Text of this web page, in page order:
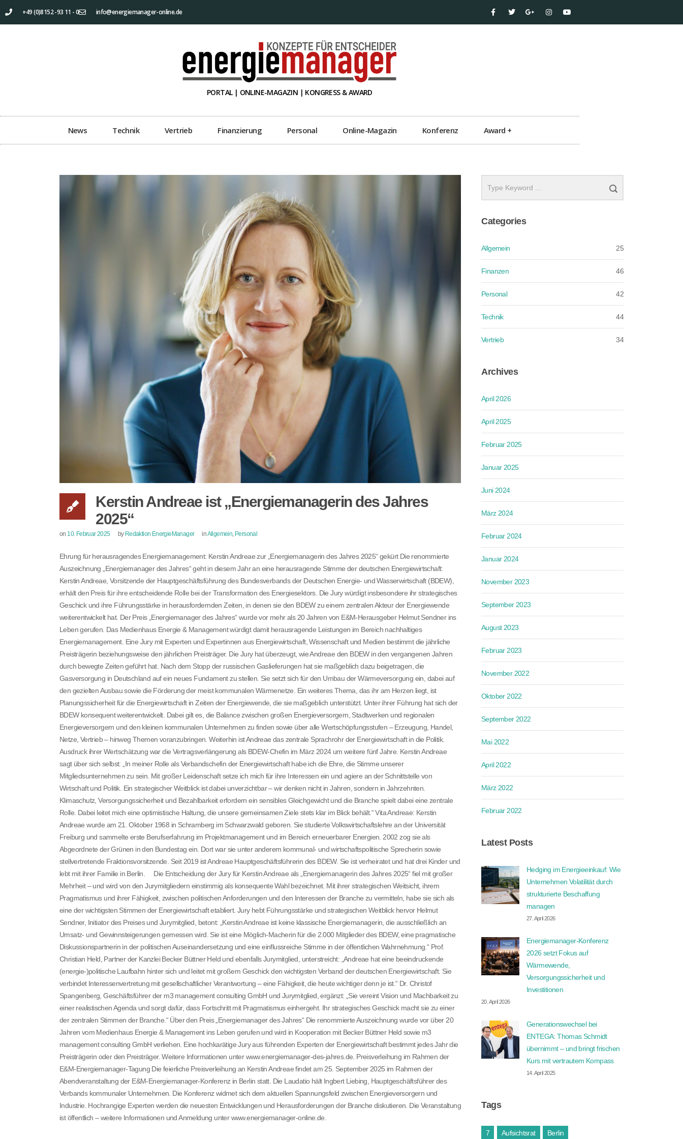
+49 (0)8152 -93 11 - 0 info@energiemanager-online.de
PORTAL | ONLINE-MAGAZIN | KONGRESS & AWARD
News Technik Vertrieb Finanzierung Personal Online-Magazin Konferenz Award +
Kerstin Andreae ist „Energiemanagerin des Jahres
2025“
on 10. Februar 2025 by Redaktion EnergieManager inAllgemein, Personal
Ehrung für herausragendes Energiemanagement: Kerstin Andreae zur „Energiemanagerin des Jahres 2025“ gekürt Die renommierte
Auszeichnung „Energiemanager des Jahres“ geht in diesem Jahr an eine herausragende Stimme der deutschen Energiewirtschaft:
Kerstin Andreae, Vorsitzende der Hauptgeschäftsführung des Bundesverbands der Deutschen Energie- und Wasserwirtschaft (BDEW),
erhält den Preis für ihre entscheidende Rolle bei der Transformation des Energiesektors. Die Jury würdigt insbesondere ihr strategisches
Geschick und ihre Führungsstärke in herausfordernden Zeiten, in denen sie den BDEW zu einem zentralen Akteur der Energiewende
weiterentwickelt hat. Der Preis „Energiemanager des Jahres“ wurde vor mehr als 20 Jahren von E&M-Herausgeber Helmut Sendner ins
Leben gerufen. Das Medienhaus Energie & Management würdigt damit herausragende Leistungen im Bereich nachhaltiges
Energiemanagement. Eine Jury mit Experten und Expertinnen aus Energiewirtschaft, Wissenschaft und Medien bestimmt die jährliche
Preisträgerin beziehungsweise den jährlichen Preisträger. Die Jury hat überzeugt, wie Andreae den BDEW in den vergangenen Jahren
durch bewegte Zeiten geführt hat. Nach dem Stopp der russischen Gaslieferungen hat sie maßgeblich dazu beigetragen, die
Gasversorgung in Deutschland auf ein neues Fundament zu stellen. Sie setzt sich für den Umbau der Wärmeversorgung ein, dabei auf
den gezielten Ausbau sowie die Förderung der meist kommunalen Wärmenetze. Ein weiteres Thema, das ihr am Herzen liegt, ist
Planungssicherheit für die Energiewirtschaft in Zeiten der Energiewende, die sie maßgeblich unterstützt. Unter ihrer Führung hat sich der
BDEW konsequent weiterentwickelt. Dabei gilt es, die Balance zwischen großen Energieversorgern, Stadtwerken und regionalen
Energieversorgern und den kleinen kommunalen Unternehmen zu finden sowie über alle Wertschöpfungsstufen – Erzeugung, Handel,
Netze, Vertrieb – hinweg Themen voranzubringen. Weiterhin ist Andreae das zentrale Sprachrohr der Energiewirtschaft in die Politik.
Ausdruck ihrer Wertschätzung war die Vertragsverlängerung als BDEW-Chefin im März 2024 um weitere fünf Jahre. Kerstin Andreae
sagt über sich selbst: „In meiner Rolle als Verbandschefin der Energiewirtschaft habe ich die Ehre, die Stimme unserer
Mitgliedsunternehmen zu sein. Mit großer Leidenschaft setze ich mich für ihre Interessen ein und agiere an der Schnittstelle von
Wirtschaft und Politik. Ein strategischer Weitblick ist dabei unverzichtbar – wir denken nicht in Jahren, sondern in Jahrzehnten.
Klimaschutz, Versorgungssicherheit und Bezahlbarkeit erfordern ein sensibles Gleichgewicht und die Branche spielt dabei eine zentrale
Rolle. Dabei leitet mich eine optimistische Haltung, die unsere gemeinsamen Ziele stets klar im Blick behält.“ Vita Andreae: Kerstin
Andreae wurde am 21. Oktober 1968 in Schramberg im Schwarzwald geboren. Sie studierte Volkswirtschaftslehre an der Universität
Freiburg und sammelte erste Berufserfahrung im Projektmanagement und im Bereich erneuerbarer Energien. 2002 zog sie als
Abgeordnete der Grünen in den Bundestag ein. Dort war sie unter anderem kommunal- und wirtschaftspolitische Sprecherin sowie
stellvertretende Fraktionsvorsitzende. Seit 2019 ist Andreae Hauptgeschäftsführerin des BDEW. Sie ist verheiratet und hat drei Kinder und
lebt mit ihrer Familie in Berlin. Die Entscheidung der Jury für Kerstin Andreae als „Energiemanagerin des Jahres 2025“ fiel mit großer
Mehrheit – und wird von den Jurymitgliedern einstimmig als konsequente Wahl bezeichnet. Mit ihrer strategischen Weitsicht, ihrem
Pragmatismus und ihrer Fähigkeit, zwischen politischen Anforderungen und den Interessen der Branche zu vermitteln, habe sie sich als
eine der wichtigsten Stimmen der Energiewirtschaft etabliert. Jury hebt Führungsstärke und strategischen Weitblick hervor Helmut
Sendner, Initiator des Preises und Jurymitglied, betont: „Kerstin Andreae ist keine klassische Energiemanagerin, die ausschließlich an
Umsatz- und Gewinnsteigerungen gemessen wird. Sie ist eine Möglich-Macherin für die 2.000 Mitglieder des BDEW, eine pragmatische
Diskussionspartnerin in der politischen Auseinandersetzung und eine einflussreiche Stimme in der öffentlichen Wahrnehmung.“ Prof.
Christian Held, Partner der Kanzlei Becker Büttner Held und ebenfalls Jurymitglied, unterstreicht: „Andreae hat eine beeindruckende
(energie-)politische Laufbahn hinter sich und leitet mit großem Geschick den wichtigsten Verband der deutschen Energiewirtschaft. Sie
verbindet Interessenvertretung mit gesellschaftlicher Verantwortung – eine Fähigkeit, die heute wichtiger denn je ist.“ Dr. Christof
Spangenberg, Geschäftsführer der m3 management consulting GmbH und Jurymitglied, ergänzt: „Sie vereint Vision und Machbarkeit zu
einer realistischen Agenda und sorgt dafür, dass Fortschritt mit Pragmatismus einhergeht. Ihr strategisches Geschick macht sie zu einer
der zentralen Stimmen der Branche.“ Über den Preis „Energiemanager des Jahres“ Die renommierte Auszeichnung wurde vor über 20
Jahren vom Medienhaus Energie & Management ins Leben gerufen und wird in Kooperation mit Becker Büttner Held sowie m3
management consulting GmbH verliehen. Eine hochkarätige Jury aus führenden Experten der Energiewirtschaft bestimmt jedes Jahr die
Preisträgerin oder den Preisträger. Weitere Informationen unter www.energiemanager-des-jahres.de. Preisverleihung im Rahmen der
E&M-Energiemanager-Tagung Die feierliche Preisverleihung an Kerstin Andreae findet am 25. September 2025 im Rahmen der
Abendveranstaltung der E&M-Energiemanager-Konferenz in Berlin statt. Die Laudatio hält Ingbert Liebing, Hauptgeschäftsführer des
Verbands kommunaler Unternehmen. Die Konferenz widmet sich dem aktuellen Spannungsfeld zwischen Energieversorgern und
Industrie. Hochrangige Experten werden die neuesten Entwicklungen und Herausforderungen der Branche diskutieren. Die Veranstaltung
ist öffentlich – weitere Informationen und Anmeldung unter www.energiemanager-online.de.
Categories
Allgemein 25
Finanzen 46
Personal 42
Technik 44
Vertrieb 34
Archives
April 2026
April 2025
Februar 2025
Januar 2025
Juni 2024
März 2024
Februar 2024
Januar 2024
November 2023
September 2023
August 2023
Februar 2023
November 2022
Oktober 2022
September 2022
Mai 2022
April 2022
März 2022
Februar 2022
Latest Posts
Hedging im Energieeinkauf: Wie
Unternehmen Volatilität durch
strukturierte Beschaffung
managen
27. April 2026
Energiemanager-Konferenz
2026 setzt Fokus auf
Wärmewende,
Versorgungssicherheit und
Investitionen
20. April 2026
Generationswechsel bei
ENTEGA: Thomas Schmidt
übernimmt – und bringt frischen
Kurs mit vertrautem Kompass
14. April 2025
Tags
7 Aufsichtsrat
Berlin